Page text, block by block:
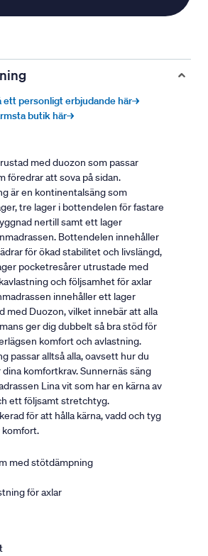
ett personligt erbjudande här→
butik här→
med duozon som passar
föredrar att sova på sidan.
är en kontinentalsäng som
tre lager i bottendelen för fastare
nertill samt ett lager
Bottendelen innehåller
för ökad stabilitet och livslängd,
pocketresårer utrustade med
och följsamhet för axlar
innehåller ett lager
med Duozon, vilket innebär att alla
ger dig dubbelt så bra stöd för
komfort och avlastning.
passar alltså alla, oavsett hur du
komfortkrav. Sunnernäs säng
Lina vit som har en kärna av
ett följsamt stretchtyg.
för att hålla kärna, vadd och tyg
komfort.
med stötdämpning
för axlar